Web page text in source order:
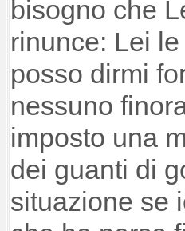
bisogno che
rinunce: Lei
posso dirmi
nessuno
imposto una
dei guanti di
situazione se